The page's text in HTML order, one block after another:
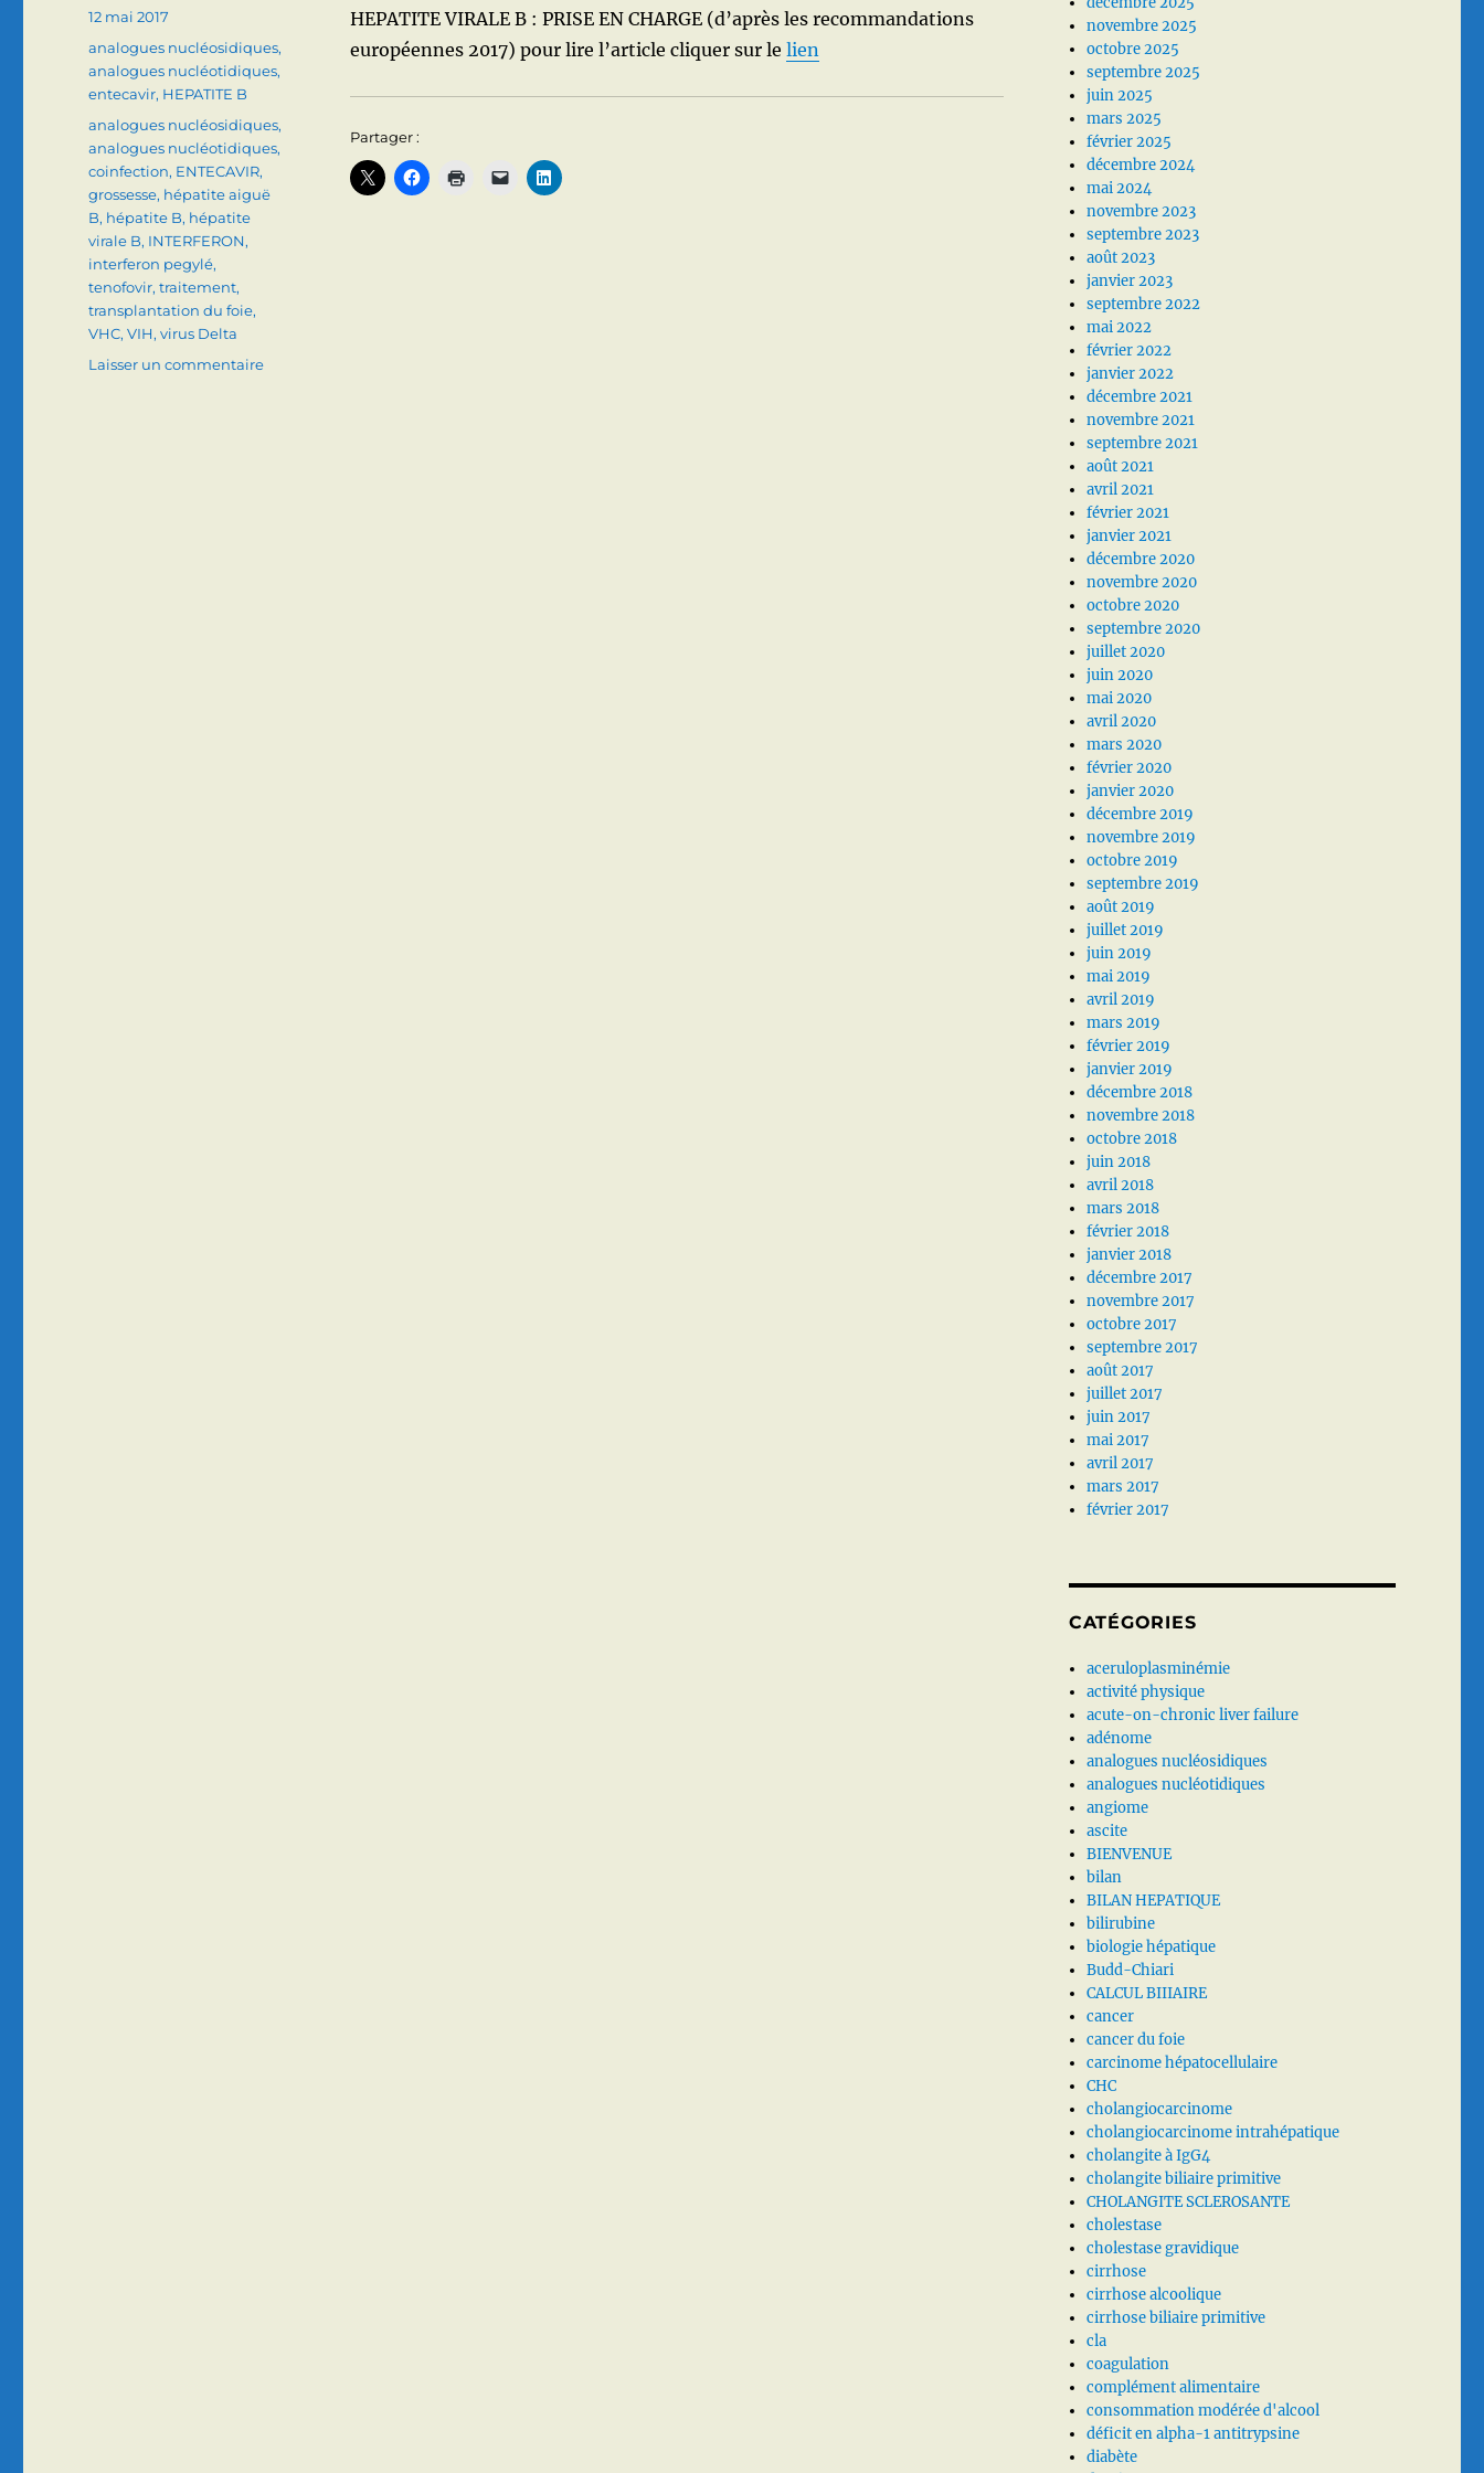
HEPATITE VIRALE B : PRISE EN CHARGE (d’après les recommandations
européennes 2017) pour lire l’article cliquer sur le lien
Partager :
Publié
12 mai 2017
Catégories
analogues nucléosidiques,
analogues nucléotidiques,
entecavir, HEPATITE B
Étiquettes
analogues nucléosidiques,
analogues nucléotidiques,
coinfection, ENTECAVIR,
grossesse, hépatite aiguë
B, hépatite B, hépatite
virale B, INTERFERON,
interferon pegylé,
tenofovir,traitement,
transplantation du foie,
VHC,VIH,virus Delta
Laisser un commentairesur
novembre 2025
octobre 2025
septembre 2025
juin 2025
mars 2025
février 2025
décembre 2024
mai 2024
novembre 2023
septembre 2023
août 2023
janvier 2023
septembre 2022
mai 2022
février 2022
janvier 2022
décembre 2021
novembre 2021
septembre 2021
août 2021
avril 2021
février 2021
janvier 2021
décembre 2020
novembre 2020
octobre 2020
septembre 2020
juillet 2020
juin 2020
mai 2020
avril 2020
mars 2020
février 2020
janvier 2020
décembre 2019
novembre 2019
octobre 2019
septembre 2019
août 2019
juillet 2019
juin 2019
mai 2019
avril 2019
mars 2019
février 2019
janvier 2019
décembre 2018
novembre 2018
octobre 2018
juin 2018
avril 2018
mars 2018
février 2018
janvier 2018
décembre 2017
novembre 2017
octobre 2017
septembre 2017
août 2017
juillet 2017
juin 2017
mai 2017
avril 2017
mars 2017
février 2017
CATÉGORIES
aceruloplasminémie
activité physique
acute-on-chronic liver failure
adénome
analogues nucléosidiques
analogues nucléotidiques
angiome
ascite
BIENVENUE
bilan
BILAN HEPATIQUE
bilirubine
biologie hépatique
Budd-Chiari
CALCUL BIIIAIRE
cancer
cancer du foie
carcinome hépatocellulaire
CHC
cholangiocarcinome
cholangiocarcinome intrahépatique
cholangite à IgG4
cholangite biliaire primitive
CHOLANGITE SCLEROSANTE
cholestase
cholestase gravidique
cirrhose
cirrhose alcoolique
cirrhose biliaire primitive
cla
coagulation
complément alimentaire
consommation modérée d'alcool
déficit en alpha-1 antitrypsine
diabète